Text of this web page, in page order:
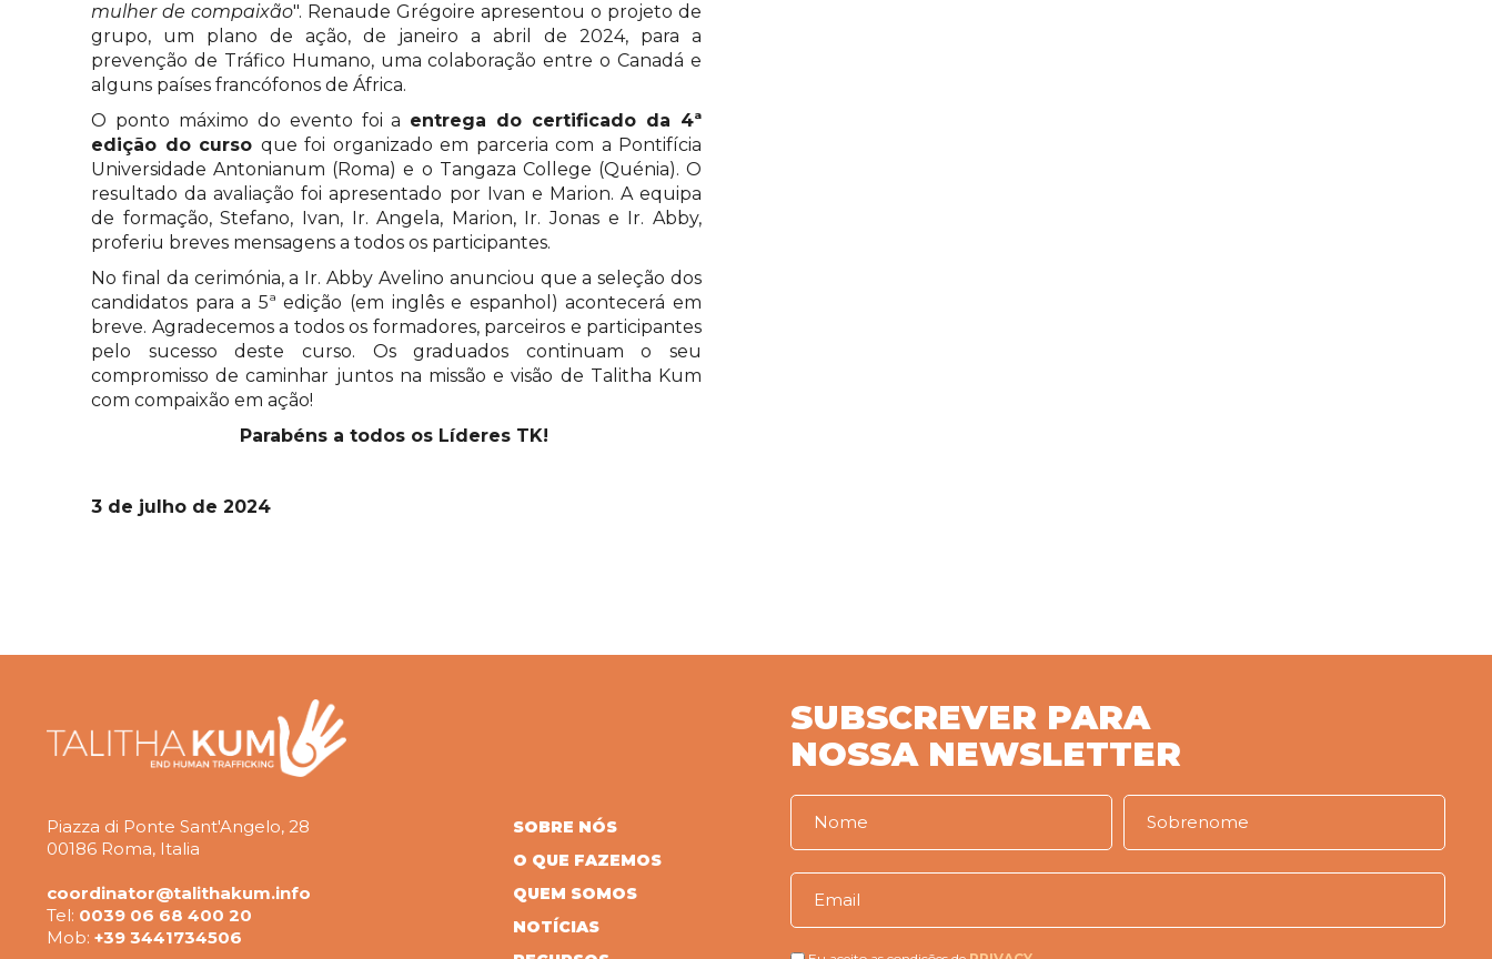
mulher de compaixão". Renaude Grégoire apresentou o projeto de
grupo, um plano de ação, de janeiro a abril de 2024, para a
prevenção de Tráfico Humano, uma colaboração entre o Canadá e
alguns países francófonos de África.
O ponto máximo do evento foi a entrega do certificado da 4ª
edição do curso que foi organizado em parceria com a Pontifícia
Universidade Antonianum (Roma) e o Tangaza College (Quénia). O
resultado da avaliação foi apresentado por Ivan e Marion. A equipa
de formação, Stefano, Ivan, Ir. Angela, Marion, Ir. Jonas e Ir. Abby,
proferiu breves mensagens a todos os participantes.
No final da cerimónia, a Ir. Abby Avelino anunciou que a seleção dos
candidatos para a 5ª edição (em inglês e espanhol) acontecerá em
breve. Agradecemos a todos os formadores, parceiros e participantes
pelo sucesso deste curso. Os graduados continuam o seu
compromisso de caminhar juntos na missão e visão de Talitha Kum
com compaixão em ação!
Parabéns a todos os Líderes TK!
3 de julho de 2024
Piazza di Ponte Sant'Angelo, 28
00186 Roma, Italia
coordinator@talithakum.info
Tel: 0039 06 68 400 20
Mob: +39 3441734506
SOBRE NÓS
O QUE FAZEMOS
QUEM SOMOS
NOTÍCIAS
SUBSCREVER PARA
NOSSA NEWSLETTER